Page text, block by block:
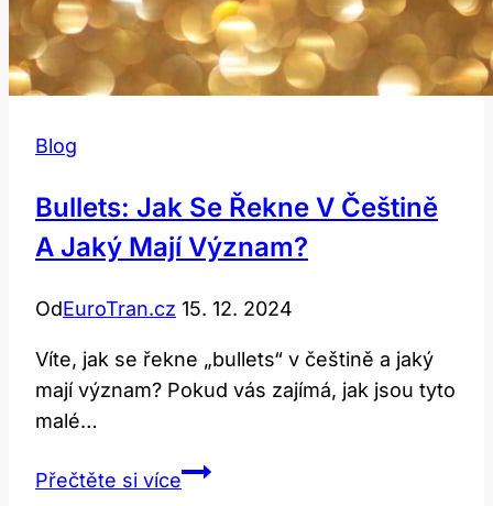
Blog
Bullets: Jak Se Řekne V Češtině
A Jaký Mají Význam?
OdEuroTran.cz 15. 12. 2024
Víte, jak se řekne „bullets“ v češtině a jaký
mají význam? Pokud vás zajímá, jak jsou tyto
malé…
Přečtěte si víceBullets: